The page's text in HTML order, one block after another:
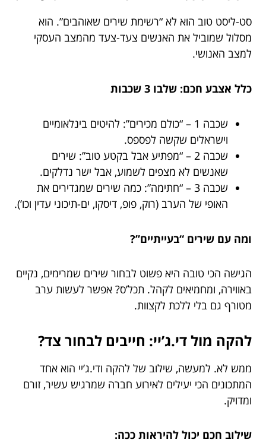
סט-ליסט טוב הוא לא “רשימת שירים שאוהבים”. הוא
מסלול שמוביל את האנשים צעד-צעד מהמצב העסקי
למצב האנושי.
כלל אצבע חכם: שלבו 3 שכבות
שכבה 1 – “כולם מכירים”: להיטים בינלאומיים
וישראלים שקשה לפספס.
שכבה 2 – “מפתיע אבל בקטע טוב”: שירים
שאנשים לא מצפים לשמוע, אבל ישר נדלקים.
שכבה 3 – “חתימה”: כמה שירים שמגדירים את
האופי של הערב (רוק, פופ, דיסקו, ים-תיכוני עדין וכו’).
ומה עם שירים “בעייתיים”?
הגישה הכי טובה היא פשוט לבחור שירים שמרימים, נקיים
באווירה, ומחמיאים לקהל. תכל’ס? אפשר לעשות ערב
מטורף גם בלי ללכת לקצוות.
להקה מול די.ג’יי: חייבים לבחור צד?
ממש לא. למעשה, שילוב של להקה ודי.ג’יי הוא אחד
המתכונים הכי יעילים לאירוע חברה שמרגיש עשיר, זורם
ומדויק.
שילוב חכם יכול להיראות ככה: